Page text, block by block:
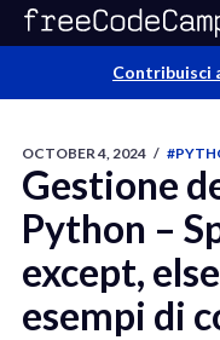
Contribuisci
OCTOBER 4, 2024 /
Gestione
Python –
except,
esempi di